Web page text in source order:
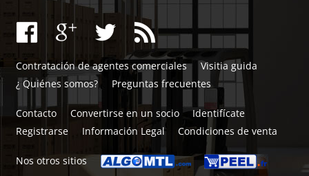
Contratación de agentes comerciales
Visitia guida
¿ Quiénes somos?
Preguntas frecuentes
Contacto Convertirse en un socio
Identifícate
Registrarse
Información Legal Condiciones de venta
Nos otros sitios